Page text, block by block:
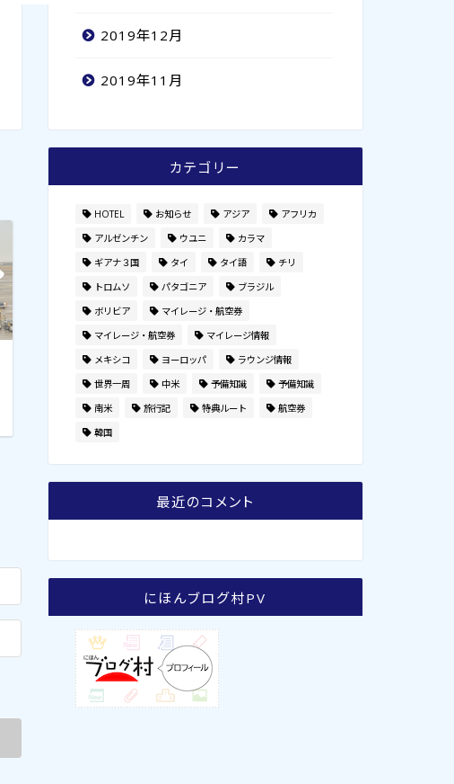
マイレージ・航空券
イースター島に安く行く方法！
人生初のビジネスクラス。マイ
2019年12月
2019年11月
カテゴリー
HOTEL お知らせ アジア
アフリカ
アルゼンチン
ウユニ
カラマ
ギアナ３国
タイ タイ語
チリ
トロムソ
パタゴニア
ブラジル
ボリビア
マイレージ・航空券
マイレージ・航空券
マイレージ情報
メキシコ
ヨーロッパ
ラウンジ情報
世界一周
中米 予備知識
予備知識
南米
旅行記 特典ルート
航空券
韓国
最近のコメント
にほんブログ村PV